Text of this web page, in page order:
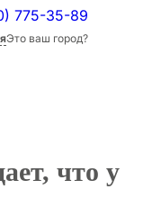
775-35-89
Это ваш город?
что у